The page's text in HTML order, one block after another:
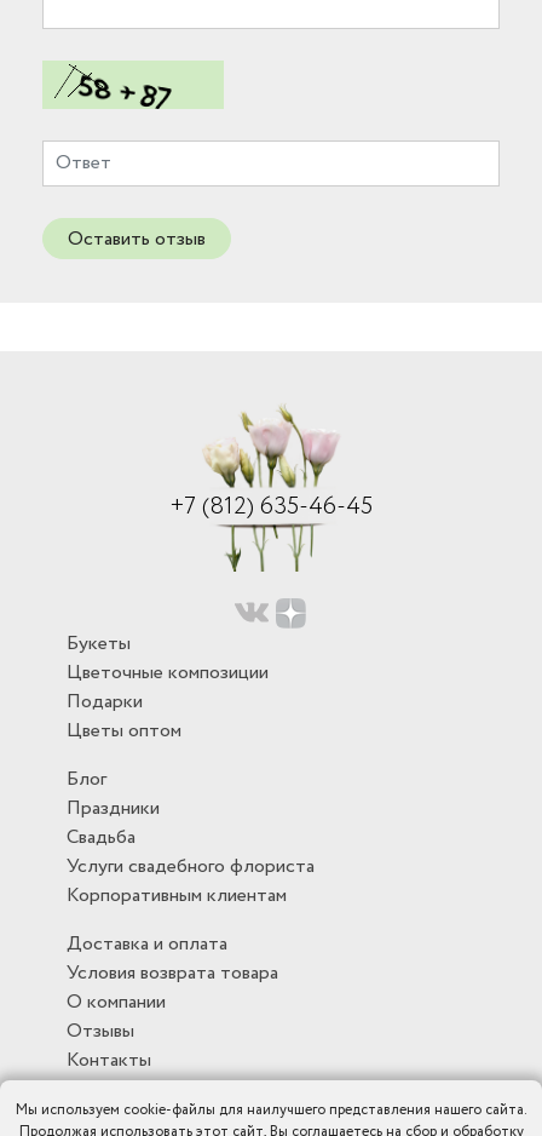
Оставить отзыв
+7 (812) 635-46-45
Букеты
Цветочные композиции
Подарки
Цветы оптом
Блог
Праздники
Свадьба
Услуги свадебного флориста
Корпоративным клиентам
Доставка и оплата
Условия возврата товара
О компании
Отзывы
Контакты
Мы используем cookie-файлы для наилучшего представления нашего сайта.
Продолжая использовать этот сайт, Вы соглашаетесь на сбор и обработку